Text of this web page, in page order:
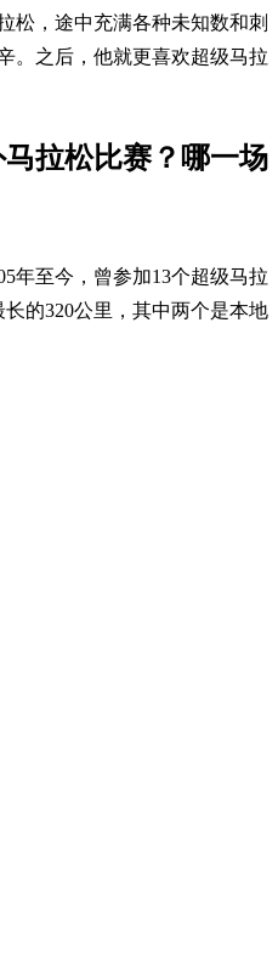
松，途中充满各种未知数和刺
。之后，他就更喜欢超级马拉
拉松比赛？哪一场
年至今，曾参加13个超级马拉
的320公里，其中两个是本地